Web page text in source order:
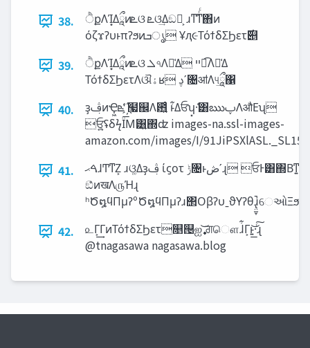
38.
ੈքΛΊ͙Δཱྀͷ‫ܧ‬ଓ ‫ܧ‬ଓ͢Δඞཁ͕ ɹͳ͘ͳͬͨ΋ͷ
όζϫʔυͱπʔϧͷ‫ൃܒ‬ Ұԯ૯ΤόϯδΣϦετ࣌୅
39.
ੈքΛΊ͙Δཱྀͷ‫ܧ‬ଓ ‫ܠ‬৭Λม͑Δ ‫ํ͡ײ‬Λม͑Δ
ΤόϯδΣϦετΛଔ‫ۀ‬ʁ ࢮʹ৔ॴΛ୳ཱྀ͢΁
40.
ҙࢤͷҾ͖‫͗ܧ‬ ҉໧஌Λ఻͍͑ͨ ͱ͋Δਓʮ͓·͑͸ఋࢠΛऔΕʯ
ਓ͕͍͍ʢδϟΪ͞Μ͸͍͍΍ʣ images-na.ssl-images-
amazon.com/images/I/
41.
ࠓ‫ޙ‬ɺͲ͏ͳΖ͏͕ ɹଓ͚Δҙࢤ ίϛοτ ‫ݱ‬৔ͱ‫ʹڞ‬ɻ ਓͰ͸΍Βͳ͍ɻ
ඞͣͦͷखΛ௫Ήɻ
ʰԾ໘ϥΠμʔºԾ໘
42.
௨Γ͕͢ΓͷΤόϯδΣϦετ௕୔ஐ࣏ ͝ਗ਼ௌɺ͋Γ͕ͱ͏͍͟͝·ͨ͠ɻ
@tnagasawa nagasawa.blog